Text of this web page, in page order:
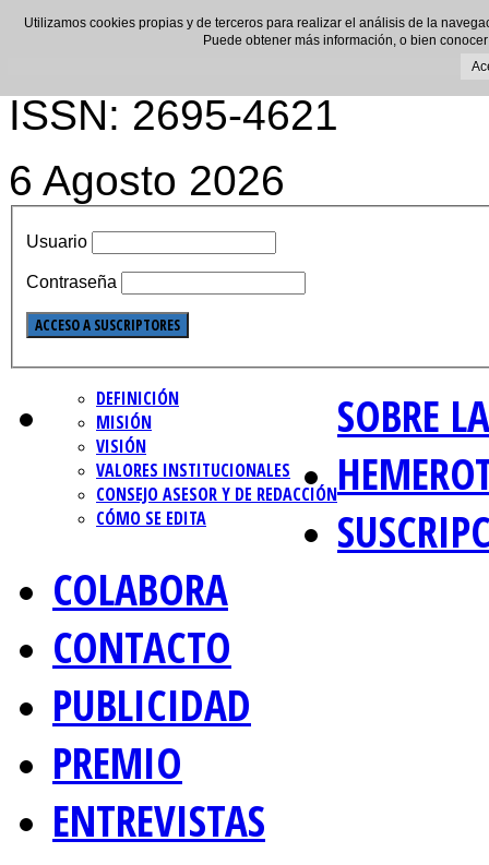
ISSN: 2695-4621
6 Agosto 2026
Usuario
Contraseña
SOBRE
DEFINICIÓN
MISIÓN
VISIÓN
VALORES INSTITUCIONALES
CONSEJO ASESOR Y DE REDACCIÓN
CÓMO SE EDITA
COLABORA
CONTACTO
PUBLICIDAD
PREMIO
ENTREVISTAS
Utilizamos cookies propias y de terceros para realizar el análisis de la
Puede obtener más información, o bien